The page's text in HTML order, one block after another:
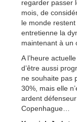
regarder passer
mois, de
le monde
entretienne la
maintenant à un
A l’heure
d’être aussi
ne souhaite pas
30%, mais elle
ardent
Copenhague…